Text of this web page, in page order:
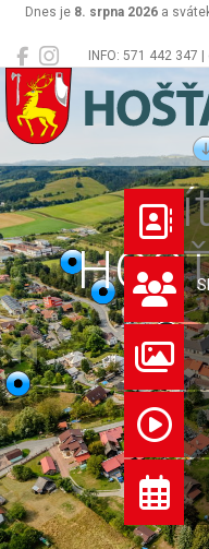
INFO: 571 442 347
Dnes je 8. srpna 2026 a
Hošťálková